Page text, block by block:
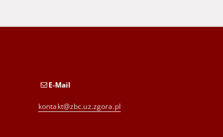
E-Mail
kontakt@zbc.uz.zgora.pl